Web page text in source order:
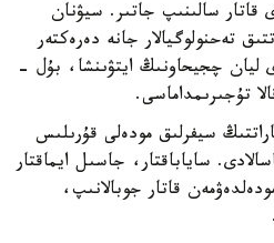
قاتار سالىنىپ جاتىر. سيۋنان
تەحنولوگيالار جانە دەرەكتەر
ليان چجيحاونىڭ ايتۋىنشا، بۇل -
تۇجىرىمداماسى.
سيفرلىق مودەلى قۇرىلىس
ساياباقتار، جاسىل ايماقتار
قاتار جوبالانىپ،